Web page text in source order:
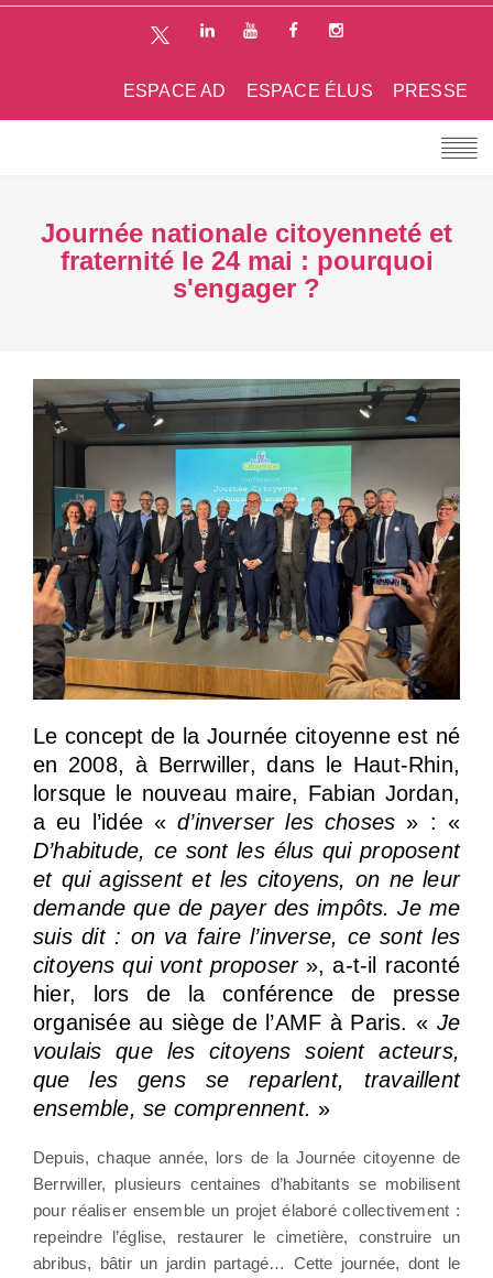
PRESSE
ESPACE ÉLUS
ESPACE AD
Journée nationale citoyenneté et
fraternité le 24 mai : pourquoi
s'engager ?
Le concept de la Journée citoyenne est né
en 2008, à Berrwiller, dans le Haut-Rhin,
lorsque le nouveau maire, Fabian Jordan,
a eu l’idée « d’inverser les choses » : «
D’habitude, ce sont les élus qui proposent
et qui agissent et les citoyens, on ne leur
demande que de payer des impôts. Je me
suis dit : on va faire l’inverse, ce sont les
citoyens qui vont proposer», a-t-il raconté
hier, lors de la conférence de presse
organisée au siège de l’AMF à Paris. « Je
voulais que les citoyens soient acteurs,
que les gens se reparlent, travaillent
ensemble, se comprennent. »
Depuis, chaque année, lors de la Journée citoyenne de
Berrwiller, plusieurs centaines d’habitants se mobilisent
pour réaliser ensemble un projet élaboré collectivement :
repeindre l’église, restaurer le cimetière, construire un
abribus, bâtir un jardin partagé… Cette journée, dont le